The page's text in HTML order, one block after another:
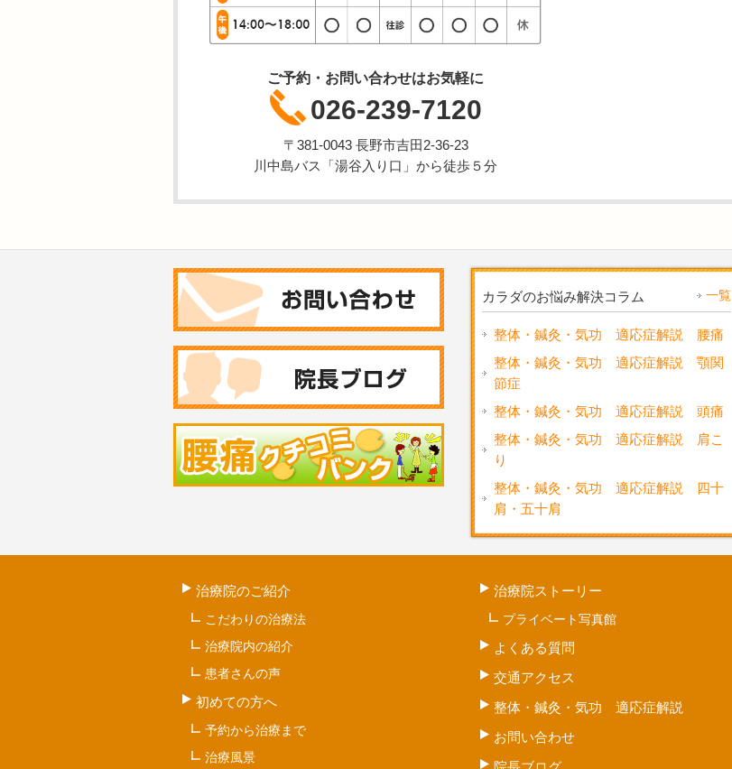
ご予約・お問い合わせはお気軽に
026-239-7120
〒381-0043 長野市吉田2-36-23
川中島バス「湯谷入り口」から徒歩５分
カラダのお悩み解決コラム 一覧
整体・鍼灸・気功 適応症解説 腰痛
整体・鍼灸・気功 適応症解説 顎関
節症
整体・鍼灸・気功 適応症解説 頭痛
整体・鍼灸・気功 適応症解説 肩こ
り
整体・鍼灸・気功 適応症解説 四十
肩・五十肩
治療院のご紹介
こだわりの治療法
治療院内の紹介
患者さんの声
初めての方へ
予約から治療まで
治療風景
治療院ストーリー
プライベート写真館
よくある質問
交通アクセス
整体・鍼灸・気功 適応症解説
お問い合わせ